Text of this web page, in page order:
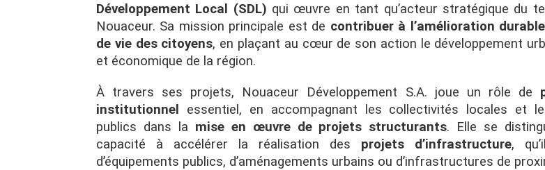
Développement Local (SDL) qui œuvre en tant qu’acteur stratégique du
Nouaceur. Sa mission principale est de contribuer à l’amélioration
de vie des citoyens, en plaçant au cœur de son action le développement
et économique de la région.
À travers ses projets, Nouaceur Développement S.A. joue un rôle de
institutionnel
essentiel, en accompagnant les collectivités locales et
publics dans la mise en œuvre de projets structurants. Elle se
capacité à accélérer la réalisation des projets d’infrastructure,
d’équipements publics, d’aménagements urbains ou d’infrastructures de